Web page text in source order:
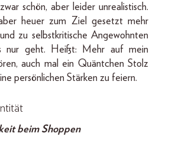
schön, aber leider unrealistisch.
heuer zum Ziel gesetzt mehr
zu selbstkritische Angewohnten
nur geht. Heißt: Mehr auf mein
auch mal ein Quäntchen Stolz
persönlichen Stärken zu feiern.
beim Shoppen